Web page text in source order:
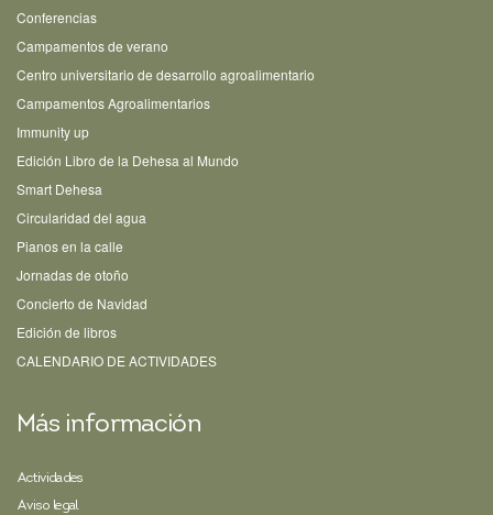
Conferencias
Campamentos de verano
Centro universitario de desarrollo agroalimentario
Campamentos Agroalimentarios
Immunity up
Edición Libro de la Dehesa al Mundo
Smart Dehesa
Circularidad del agua
Pianos en la calle
Jornadas de otoño
Concierto de Navidad
Edición de libros
CALENDARIO DE ACTIVIDADES
Más información
Actividades
Aviso legal